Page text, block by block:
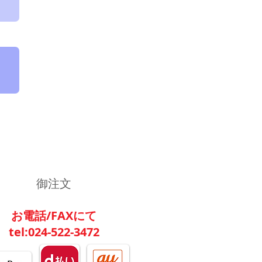
御注文
お電話/FAXにて
tel:024-522-3472